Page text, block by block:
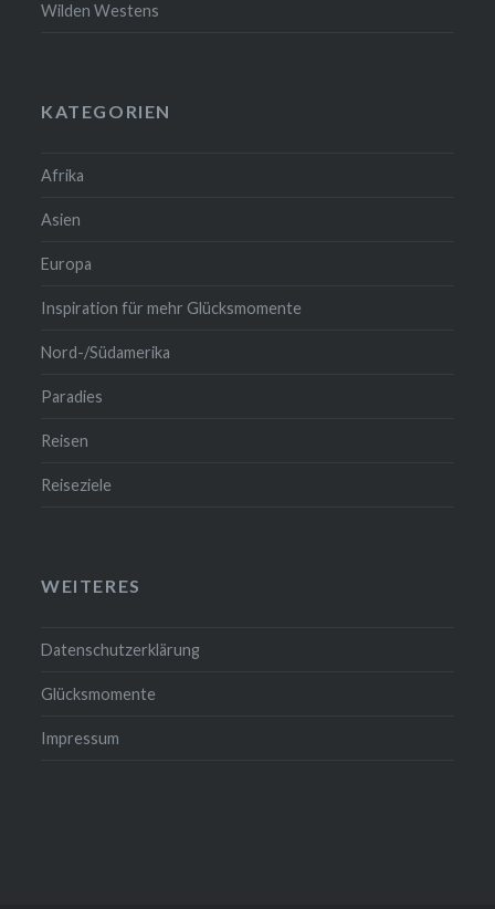
Wilden Westens
KATEGORIEN
Afrika
Asien
Europa
Inspiration für mehr Glücksmomente
Nord-/Südamerika
Paradies
Reisen
Reiseziele
WEITERES
Datenschutzerklärung
Glücksmomente
Impressum